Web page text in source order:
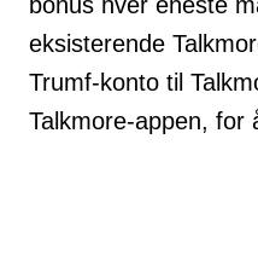
eksisterende
Trumf-konto til
Talkmore-appen, for